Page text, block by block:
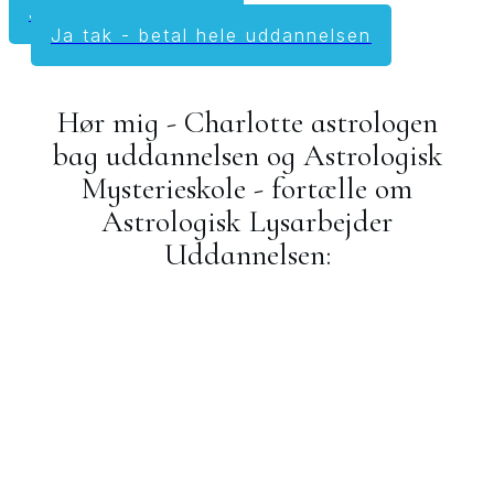
Ja tak - tilmeld mig
Ja tak - betal hele uddannelsen
Hør mig - Charlotte astrologen
bag uddannelsen og Astrologisk
Mysterieskole - fortælle om
Astrologisk Lysarbejder
Uddannelsen: